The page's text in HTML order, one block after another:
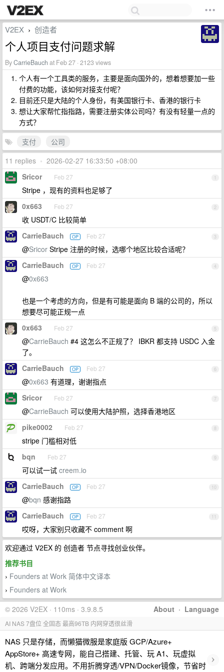
V2EX › 创造者
个人项目支付问题求解
ByCarrieBauch at Feb 27 · 2123 views
个人有一个工具类的服务，主要是面向国外的，想着想要加一些
付费的功能，该如何对接支付呢？
目前还只是大陆的个人身份，有美国银行卡、香港的银行卡
想让大家帮忙指指路，需要注册实体公司吗？有没有轻量一点的
方式？
支付
公司
11 replies • 2026-02-27 16:33:50 +08:00
1
Sricor Feb 27
Stripe ，现有的资料也足够了
2
0x663 Feb 27
收 USDT/C 比较简单
3
CarrieBauch OP Feb 27
@Sricor Stripe 注册的时候，选哪个地区比较合适呢？
4
CarrieBauch OP Feb 27
@0x663
也是一个考虑的方向，但是有可能是面向 B 端的公司的，所以
想要尽可能正规一点
5
0x663 Feb 27
@CarrieBauch #4 这怎么不正规了？ IBKR 都支持 USDC 入金
了。
6
CarrieBauch OP Feb 27
@0x663 有道理，谢谢指点
7
Sricor Feb 27
@CarrieBauch 可以使用大陆护照，选择香港地区
8
pike0002 Feb 27
stripe 门槛相对低
9
bqn Feb 27
可以试一试 creem.io
10
CarrieBauch OP Feb 27
@bqn 感谢指路
11
CarrieBauch OP Feb 27
哎呀，大家别只收藏不 comment 啊
欢迎通过 V2EX 的 创造者 节点寻找创业伙伴。
推荐书目
› Founders at Work 简体中文译本
› Founders at Work
About · Language
© 2026 V2EX · 110ms · 3.9.8.5
AI NAS 7盘位 全固态 最高96TB 内网穿透很丝滑
NAS 只是存储，而懒猫微服是家庭版 GCP/Azure+
AppStore+ 高速专网，能自己搭建、托管、玩 A1、玩虚拟
机、跨端分发应用。不用折腾穿透/VPN/Docker镜像，节省时
›